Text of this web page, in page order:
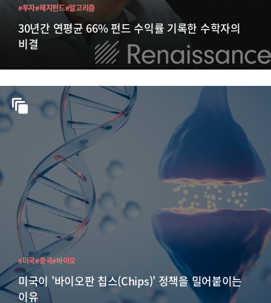
30년간 연평균 66% 펀드 수익률 기록한 수학자의
비결
#투자#헤지펀드#알고리즘
미국이 '바이오판 칩스(Chips)' 정책을 밀어붙이는
이유
#미국#중국#바이오